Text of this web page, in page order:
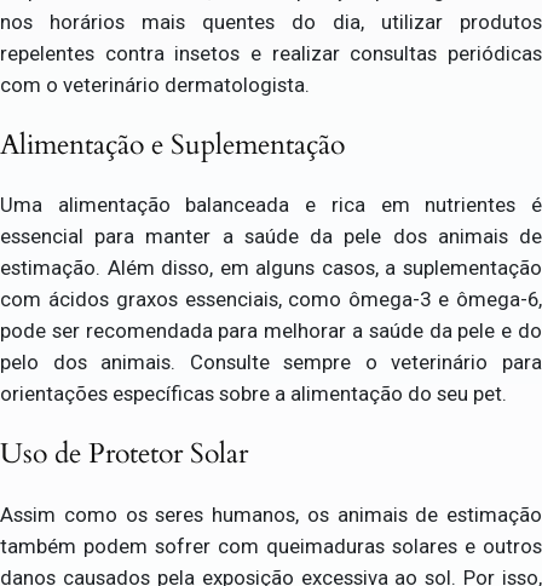
nos horários mais quentes do dia, utilizar produtos
repelentes contra insetos e realizar consultas periódicas
com o veterinário dermatologista.
Alimentação e Suplementação
Uma alimentação balanceada e rica em nutrientes é
essencial para manter a saúde da pele dos animais de
estimação. Além disso, em alguns casos, a suplementação
com ácidos graxos essenciais, como ômega-3 e ômega-6,
pode ser recomendada para melhorar a saúde da pele e do
pelo dos animais. Consulte sempre o veterinário para
orientações específicas sobre a alimentação do seu pet.
Uso de Protetor Solar
Assim como os seres humanos, os animais de estimação
também podem sofrer com queimaduras solares e outros
danos causados pela exposição excessiva ao sol. Por isso,